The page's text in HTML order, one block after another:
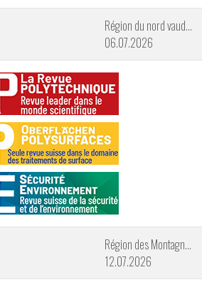
Région du nord vaudois
06.07.2026
Région des Montagnes Neuchâteloises
12.07.2026